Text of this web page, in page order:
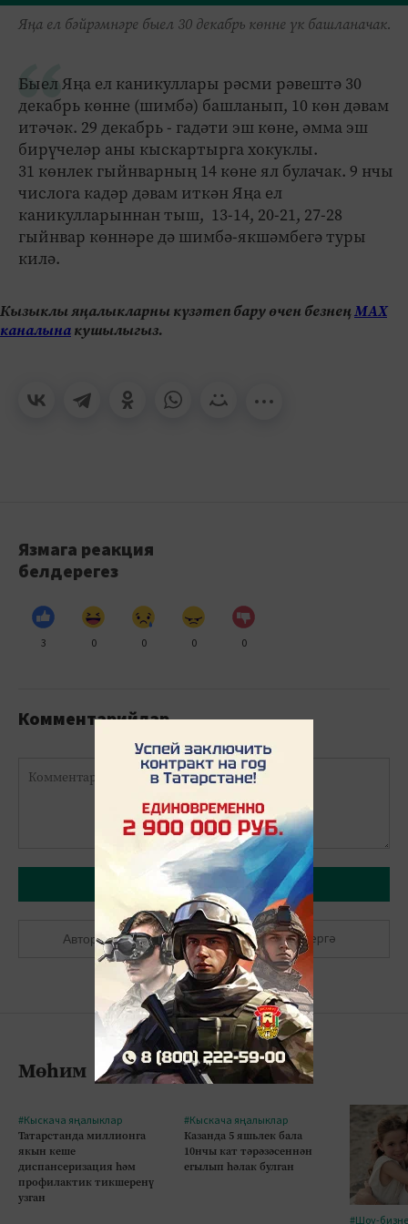
Яңа ел бәйрәмнәре быел 30 декабрь көнне үк башланачак.
Быел Яңа ел каникуллары рәсми рәвештә 30
декабрь көнне (шимбә) башланып, 10 көн дәвам
итәчәк. 29 декабрь - гадәти эш көне, әмма эш
бирүчеләр аны кыскартырга хокуклы.
31 көнлек гыйнварның 14 көне ял булачак. 9 нчы
числога кадәр дәвам иткән Яңа ел
каникулларыннан тыш, 13-14, 20-21, 27-28
гыйнвар көннәре дә шимбә-якшәмбегә туры
килә.
Кызыклы яңалыкларны күзәтеп бару өчен безнеңМАХ
каналынакушылыгыз.
Язмага реакция
белдерегез
3 0 0 0 0
Комментарийлар
Язарга
Авторлашырга Теркәлергә
Мөһим
#Кыскача яңалыклар
Татарстанда миллионга
якын кеше
диспансеризация һәм
профилактик тикшеренү
узган
#Кыскача яңалыклар
Казанда 5 яшьлек бала
10нчы кат тәрәзәсеннән
егылып һәлак булган